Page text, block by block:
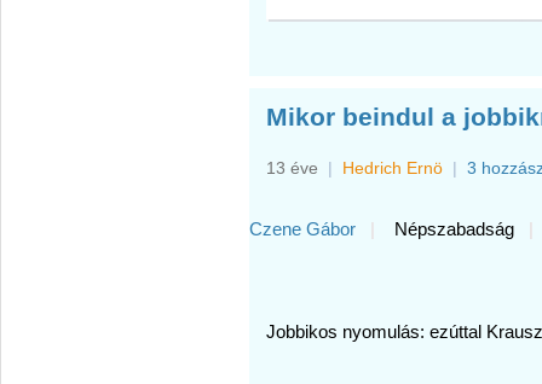
Mikor beindul a
13 éve | Hedrich Ernö | 3
Czene Gábor | Népszabadság |
Jobbikos nyomulás: ezúttal